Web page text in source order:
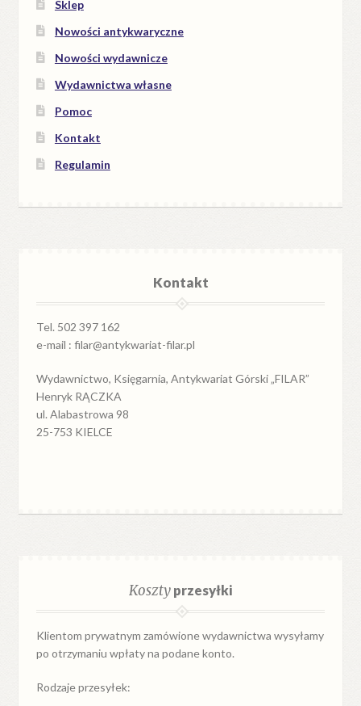
Sklep
Nowości antykwaryczne
Nowości wydawnicze
Wydawnictwa własne
Pomoc
Kontakt
Regulamin
Kontakt
Tel. 502 397 162
e-mail : filar@antykwariat-filar.pl
Wydawnictwo, Księgarnia, Antykwariat Górski „FILAR”
Henryk RĄCZKA
ul. Alabastrowa 98
25-753 KIELCE
Kosztyprzesyłki
Klientom prywatnym zamówione wydawnictwa wysyłamy
po otrzymaniu wpłaty na podane konto.
Rodzaje przesyłek: